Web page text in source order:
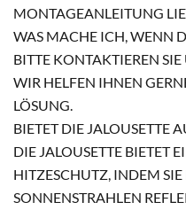
MONTAGEANLEITUNG
WAS MACHE ICH, WENN
BITTE KONTAKTIEREN
WIR HELFEN IHNEN
LÖSUNG.
BIETET DIE JALOUSETTE
DIE JALOUSETTE BIETET
HITZESCHUTZ, INDEM SIE
SONNENSTRAHLEN